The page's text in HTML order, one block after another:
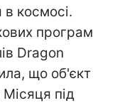
космосі.
програм
Dragon
що об'єкт
Місяця під